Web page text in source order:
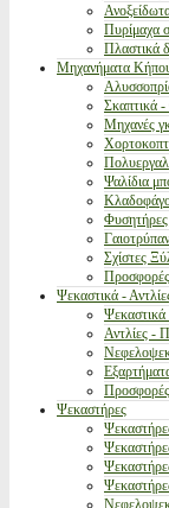
Πυρίμαχα
Πλαστικά
Μηχανήματα
Σκαπτικά
Μηχανές
Ψαλίδια
Σχίστες
Ψεκαστικά -
Αντλίες -
Ψεκαστήρες